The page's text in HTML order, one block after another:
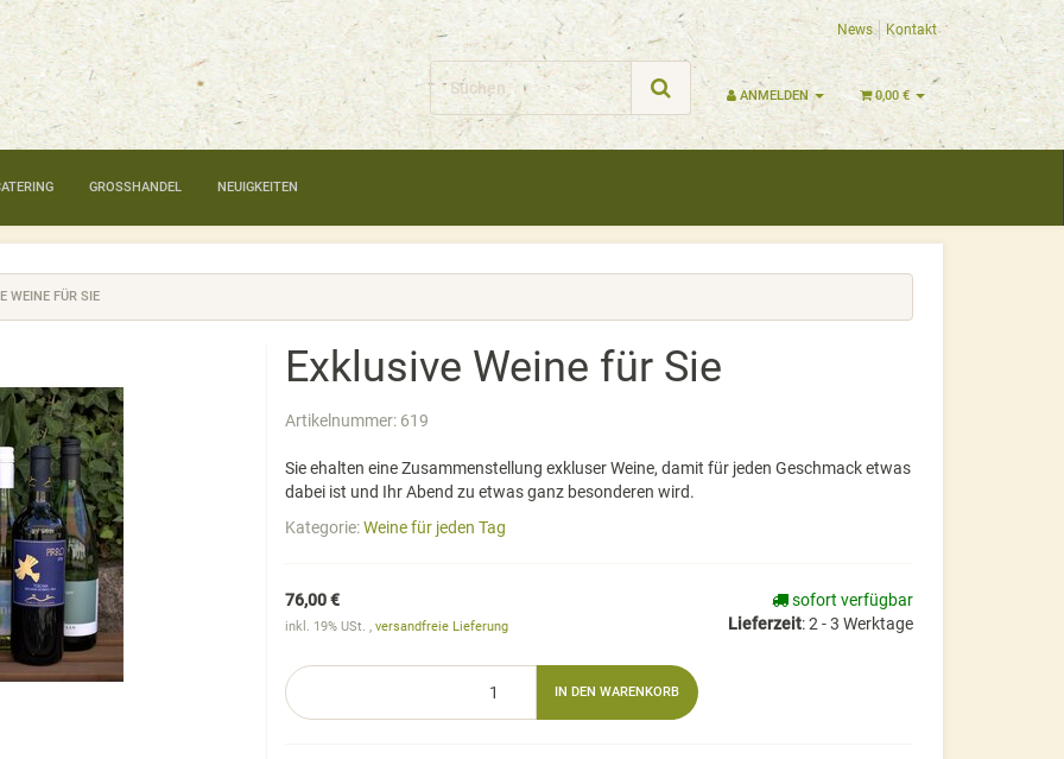
News Kontakt
ANMELDEN 0,00 €
GROSSHANDEL NEUIGKEITEN
WEINE FÜR SIE
Exklusive Weine für Sie
Artikelnummer: 619
Sie ehalten eine Zusammenstellung exkluser Weine, damit für jeden Geschmack etwas
dabei ist und Ihr Abend zu etwas ganz besonderen wird.
Kategorie:Weine für jeden Tag
76,00 €
inkl. 19% USt. , versandfreie Lieferung
sofort verfügbar
Lieferzeit:2 - 3 Werktage
IN DEN WARENKORB